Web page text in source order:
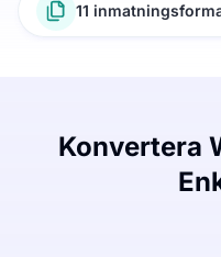
11
Konvertera